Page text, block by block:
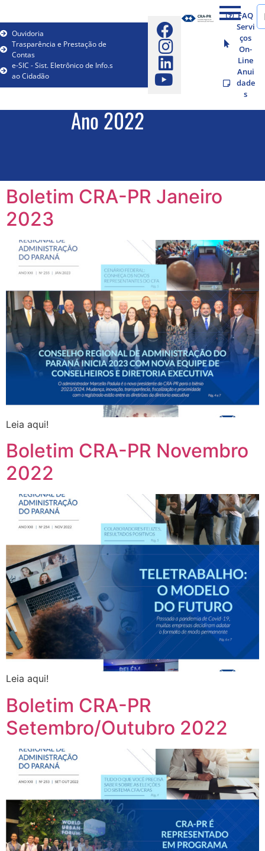
Ouvidoria
Trasparência e Prestação de
Contas
e-SIC - Sist. Eletrônico de Info.s
ao Cidadão
FAQ
Servi
ços
On-
Line
Anui
dade
s
Ano 2022
Boletim CRA-PR Janeiro
2023
Leia aqui!
Boletim CRA-PR Novembro
2022
Leia aqui!
Boletim CRA-PR
Setembro/Outubro 2022